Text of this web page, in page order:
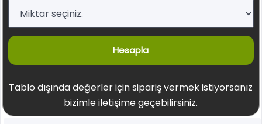
Hesapla
Tablo dışında değerler için sipariş vermek istiyorsanız
bizimle iletişime geçebilirsiniz.